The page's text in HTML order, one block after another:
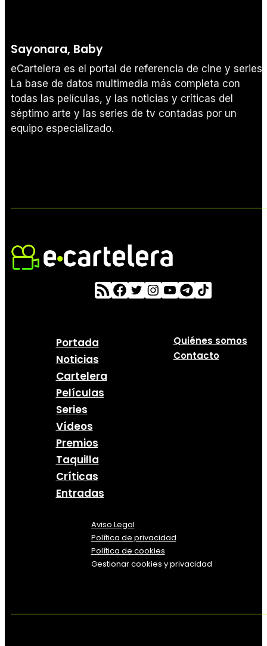
Sayonara, Baby
eCartelera es el portal de referencia de cine y series.
La base de datos multimedia más completa con
todas las películas, y las noticias y críticas del
séptimo arte y las series de tv contadas por un
equipo especializado.
Portada
Noticias
Cartelera
Películas
Series
Vídeos
Premios
Taquilla
Críticas
Entradas
Quiénes somos
Contacto
Aviso Legal
Política de privacidad
Política de cookies
Gestionar cookies y privacidad